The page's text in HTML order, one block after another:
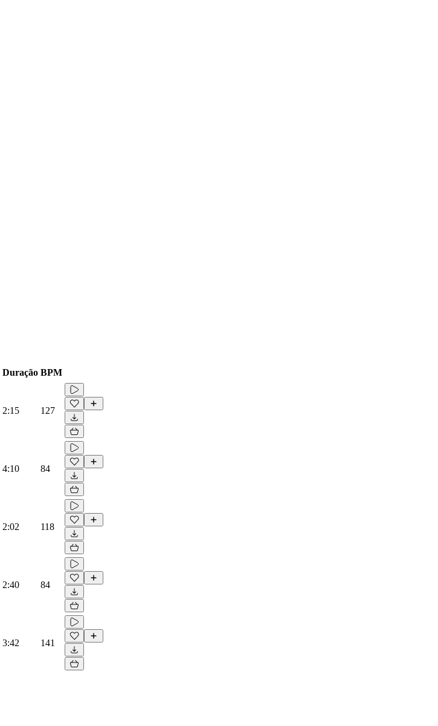
Duração BPM
2:15 127
4:10 84
2:02 118
2:40 84
3:42 141